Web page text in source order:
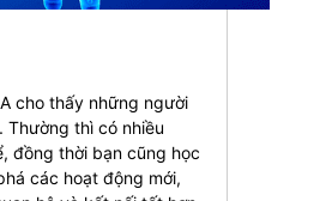
cho thấy những người
Thường thì có nhiều
đồng thời bạn cũng học
các hoạt động mới,